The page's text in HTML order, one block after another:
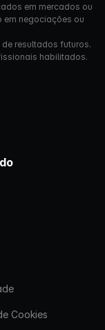
em mercados ou
em negociações ou
resultados futuros.
habilitados.
Cookies